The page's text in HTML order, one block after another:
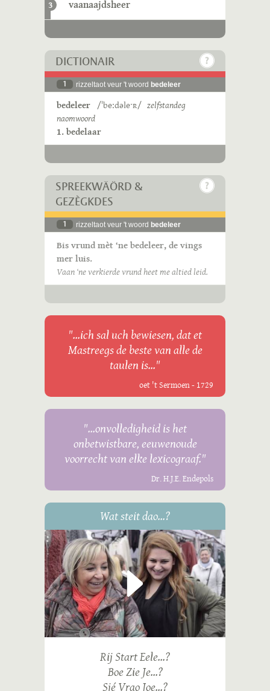
3 vaanaajdsheer
DICTIONAIR
1 rizzeltaot veur 't woord bedeleer
bedeleer /ˈbeːdəleˑʀ/ zelfstandeg
naomwoord
1. bedelaar
SPREEKWÄÖRD &
GEZÈGKDES
1 rizzeltaot veur 't woord bedeleer
Bis vrund mèt ‘ne bedeleer, de vings
mer luis.
Vaan ‘ne verkierde vrund heet me altied leid.
"...ich sal uch bewiesen, dat et
Mastreegs de beste van alle de
taulen is..."
oet 't Sermoen - 1729
"...onvolledigheid is het
onbetwistbare, eeuwenoude
voorrecht van elke lexicograaf."
Dr. H.J.E. Endepols
Wat steit dao...?
Rij Start Eele...?
Boe Zie Je...?
Sjé Vrao Joe...?